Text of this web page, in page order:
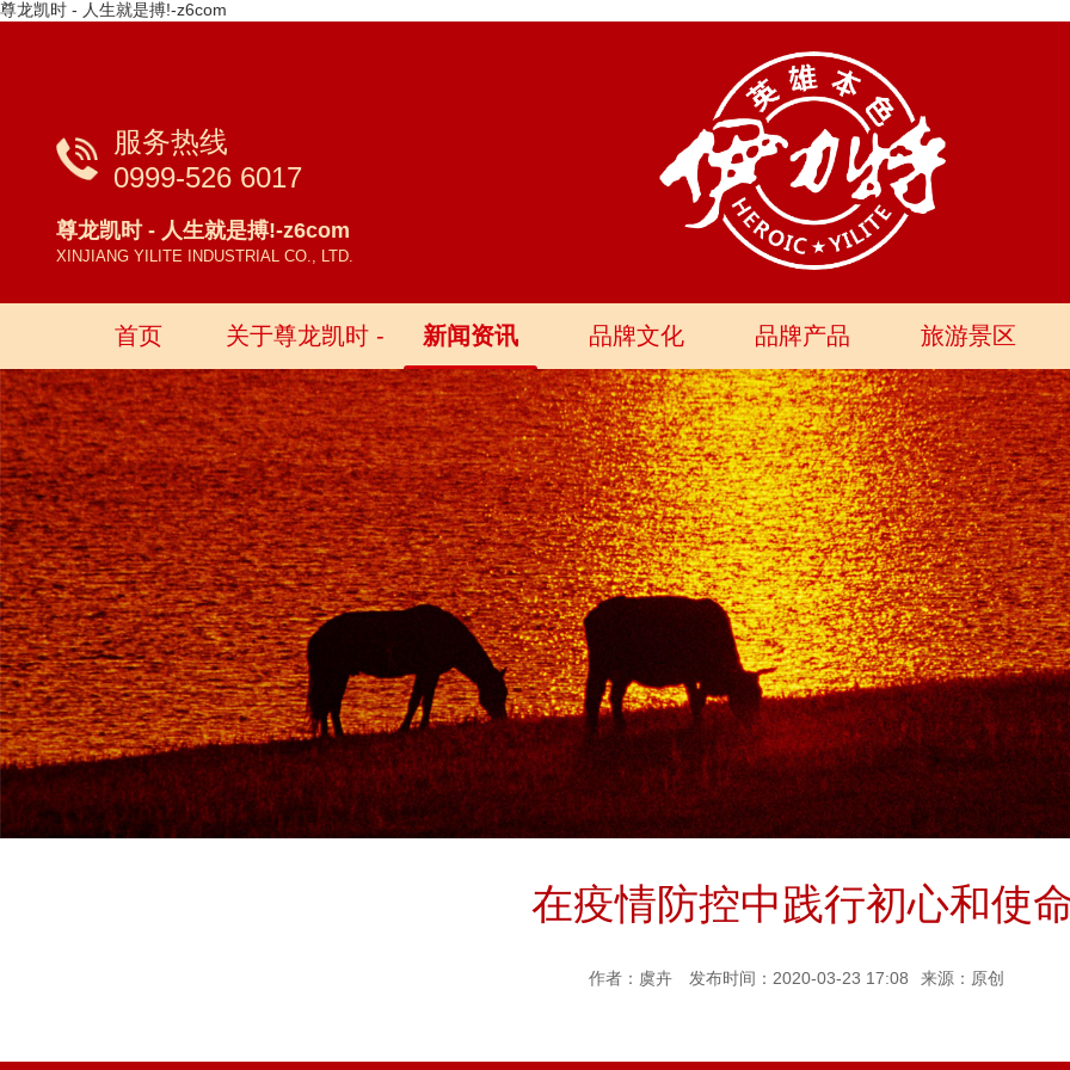
尊龙凯时 - 人生就是搏!-z6com
服务热线
0999-526 6017
尊龙凯时 - 人生就是搏!-z6com
XINJIANG YILITE INDUSTRIAL CO., LTD.
首页 关于尊龙凯时 -
人生就是搏!-
z6com
新闻资讯 品牌文化 品牌产品 旅游景区
在疫情防控中践行初心和使
作者：虞卉 发布时间：2020-03-23 17:08 来源：原创